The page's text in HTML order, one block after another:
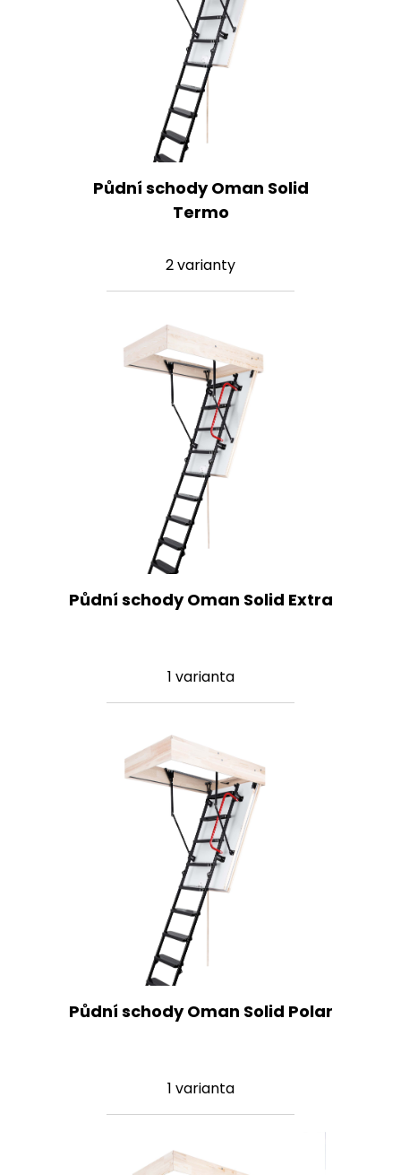
Půdní schody Oman Solid
Termo
2 varianty
Půdní schody Oman Solid Extra
1 varianta
Půdní schody Oman Solid Polar
1 varianta